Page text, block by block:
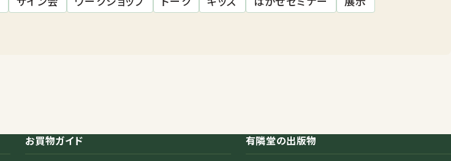
お買物ガイド 有隣堂の出版物